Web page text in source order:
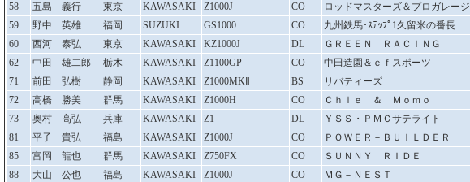
58
五島 義行 東京 KAWASAKI Z1000J CO
ロッドマスターズ＆プロガレージ
59
野中 英雄 福岡 SUZUKI GS1000 CO
九州鉄馬･ｽﾃｯﾌﾟ1久留米の番長
60
西河 泰弘 東京 KAWASAKI KZ1000J DL
ＧＲＥＥＮ ＲＡＣＩＮＧ
62
中田 雄二郎 栃木 KAWASAKI Z1100GP CO
中田造園＆ｅｆスポーツ
71
前田 弘樹 静岡 KAWASAKI Z1000MKⅡ BS
リバティーズ
72
高橋 勝美 群馬 KAWASAKI Z1000H CO
Ｃｈｉｅ ＆ Ｍｏｍｏ
73
奥村 高弘 兵庫 KAWASAKI Z1 DL
ＹＳＳ・ＰＭＣサテライト
81
平子 貴弘 福島 KAWASAKI Z1000J CO
ＰＯＷＥＲ－ＢＵＩＬＤＥＲ
85
富岡 龍也 群馬 KAWASAKI Z750FX CO
ＳＵＮＮＹ ＲＩＤＥ
88
大山 公也 福島 KAWASAKI Z1000J CO
ＭＧ－ＮＥＳＴ